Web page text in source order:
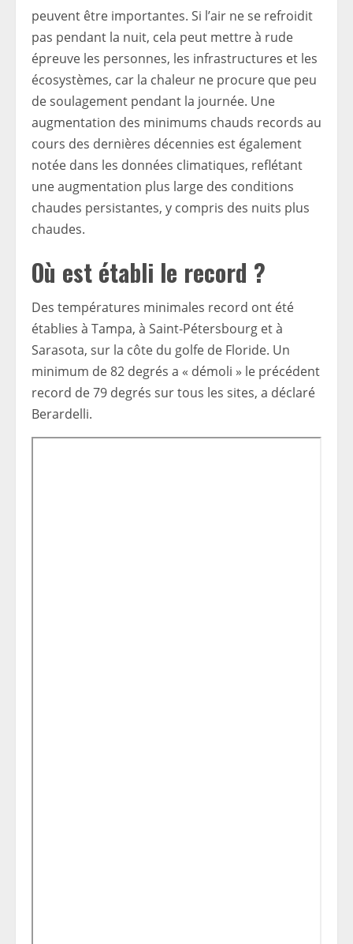
peuvent être importantes. Si l’air ne se refroidit
pas pendant la nuit, cela peut mettre à rude
épreuve les personnes, les infrastructures et les
écosystèmes, car la chaleur ne procure que peu
de soulagement pendant la journée. Une
augmentation des minimums chauds records au
cours des dernières décennies est également
notée dans les données climatiques, reflétant
une augmentation plus large des conditions
chaudes persistantes, y compris des nuits plus
chaudes.
Où est établi le record ?
Des températures minimales record ont été
établies à Tampa, à Saint-Pétersbourg et à
Sarasota, sur la côte du golfe de Floride. Un
minimum de 82 degrés a « démoli » le précédent
record de 79 degrés sur tous les sites, a déclaré
Berardelli.